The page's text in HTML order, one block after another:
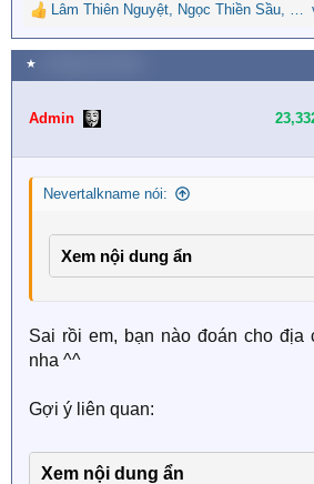
R
e
a
c
i
n
s
Lâm Thiên Nguyệt, Ngọc Thiền Sầu,
★
Admin
Nevertalkname nói:
Xem nội dung ẩn
Sai rồi em, bạn nào đoán cho địa
nha ^^
Gợi ý liên quan:
Xem nội dung ẩn